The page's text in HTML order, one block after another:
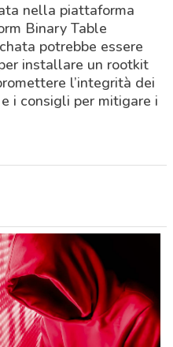
nella piattaforma
Binary Table
potrebbe essere
installare un rootkit
l’integrità dei
i consigli per mitigare i